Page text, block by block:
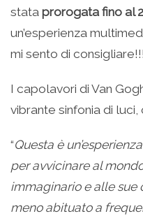
stata prorogata fino al
un’esperienza
mi sento di consigliare!!!
I capolavori di Van
vibrante sinfonia di luci,
“Questa è
per avvicinare al
immaginario e alle sue
meno abituato a